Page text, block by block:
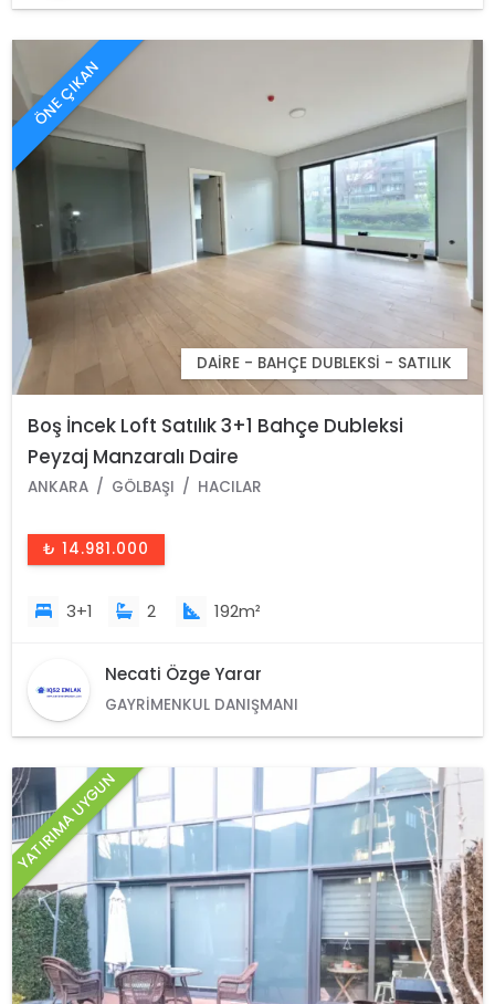
ÖNE ÇIKAN
DAIRE - BAHÇE DUBLEKSI - SATILIK
Boş İncek Loft Satılık 3+1 Bahçe Dubleksi
Peyzaj Manzaralı Daire
ANKARA GÖLBAŞI HACILAR
₺ 14.981.000
3+1 2 192m²
Necati Özge Yarar
GAYRIMENKUL DANIŞMANI
YATIRIMA UYGUN